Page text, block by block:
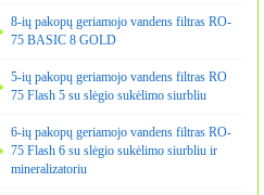
8-ių pakopų geriamojo vandens filtras RO-
75 BASIC 8 GOLD
5-ių pakopų geriamojo vandens filtras RO
75 Flash 5 su slėgio sukėlimo siurbliu
6-ių pakopų geriamojo vandens filtras RO-
75 Flash 6 su slėgio sukėlimo siurbliu ir
mineralizatoriu